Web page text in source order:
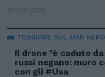
26/04/2023
TENSIONE SUL MAR NERO
Il drone "è caduto
russi negano: muro
con gli #Usa